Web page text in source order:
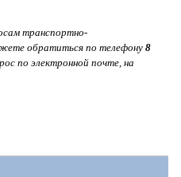
транспортно-
обратиться по телефону 8
по электронной почте, на